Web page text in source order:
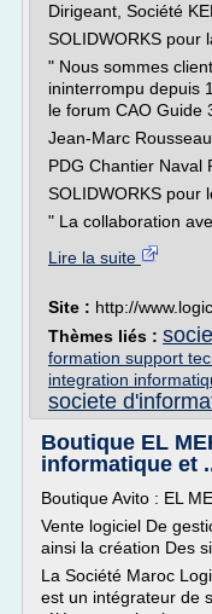
Dirigeant, Société
SOLIDWORKS pour
" Nous sommes
ininterrompu depuis
le forum CAO Guide
Jean-Marc Rousseau
PDG Chantier Naval
SOLIDWORKS pour
" La collaboration
Lire la suite
Site : http://
Thèmes liés :
formation support
integration
societe
Boutique EL
informatique et
Boutique Avito : EL
Vente logiciel De
ainsi la création Des
La Société Maroc
est un intégrateur de